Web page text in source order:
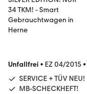
Unfallfrei • EZ 04/2015 •
SERVICE + TÜV NEU!
MB-SCHECKHEFT!